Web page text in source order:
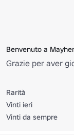
Benvenuto a
Grazie per aver
Rarità
Vinti ieri
Vinti da sempre